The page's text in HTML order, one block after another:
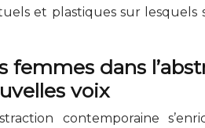
et plastiques sur lesquels
femmes dans
voix
contemporaine